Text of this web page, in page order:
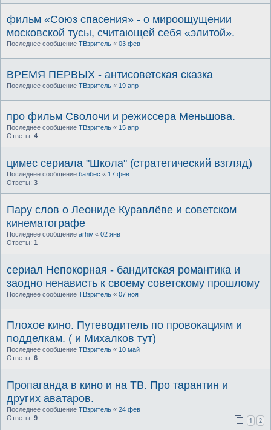
фильм «Союз спасения» - о мироощущении
московской тусы, считающей себя «элитой».
Последнее сообщение ТВзритель « 03 фев
ВРЕМЯ ПЕРВЫХ - антисоветская сказка
Последнее сообщение ТВзритель « 19 апр
про фильм Сволочи и режиссера Меньшова.
Последнее сообщение ТВзритель « 15 апр
Ответы: 4
цимес сериала "Школа" (стратегический взгляд)
Последнее сообщение балбес « 17 фев
Ответы: 3
Пару слов о Леониде Куравлёве и советском
кинематографе
Последнее сообщение arhiv « 02 янв
Ответы: 1
сериал Непокорная - бандитская романтика и
заодно ненависть к своему советскому прошлому
Последнее сообщение ТВзритель « 07 ноя
Плохое кино. Путеводитель по провокациям и
подделкам. ( и Михалков тут)
Последнее сообщение ТВзритель « 10 май
Ответы: 6
Пропаганда в кино и на ТВ. Про тарантин и
других аватаров.
Последнее сообщение ТВзритель « 24 фев
Ответы: 9 1 2